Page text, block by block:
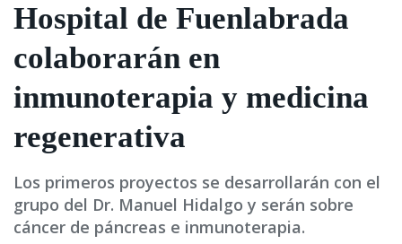
Hospital de Fuenlabrada
colaborarán en
inmunoterapia y medicina
regenerativa
Los primeros proyectos se desarrollarán con el
grupo del Dr. Manuel Hidalgo y serán sobre
cáncer de páncreas e inmunoterapia.